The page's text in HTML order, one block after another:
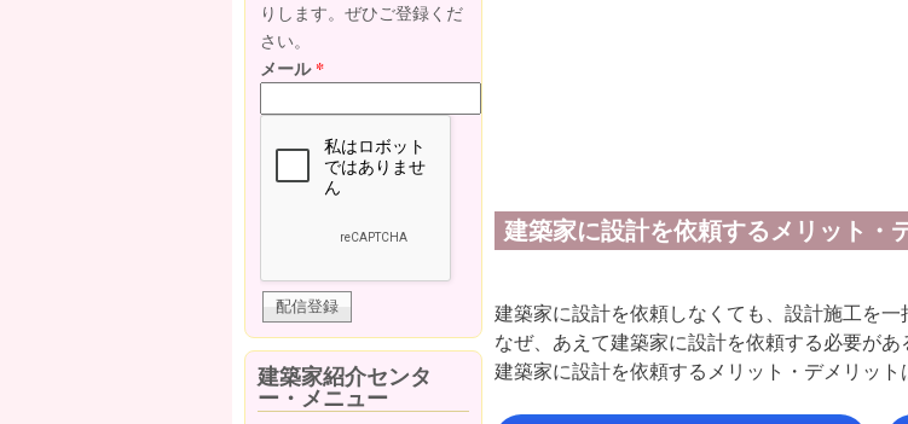
建築家に設計を依頼するメリット・
建築家に設計を依頼しなくても、設計施工を
なぜ、あえて建築家に設計を依頼する必要があ
建築家に設計を依頼するメリット・デメリット
りします。ぜひご登録くだ
さい。
メール*
建築家紹介センタ
ー・メニュー